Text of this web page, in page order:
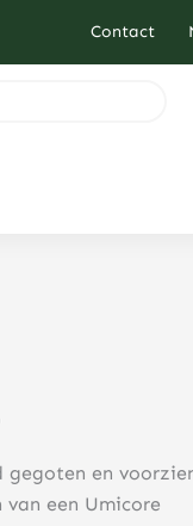
Contact
gegoten en
een Umicore